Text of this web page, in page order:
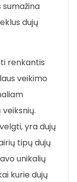
dujų
renkantis
veikimo
yra dujų
tipų dujų
unikalių
kurie dujų